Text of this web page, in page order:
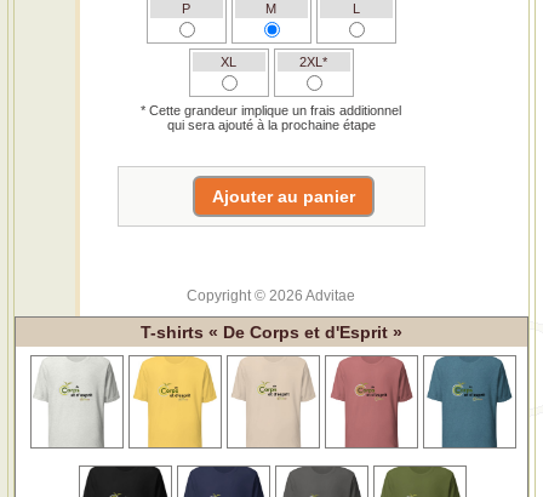
P M
XL 2XL*
* Cette grandeur implique un frais additionnel
qui sera ajouté à la prochaine étape
Copyright © 2026 Advitae
T-shirts « De Corps et d'Esprit »